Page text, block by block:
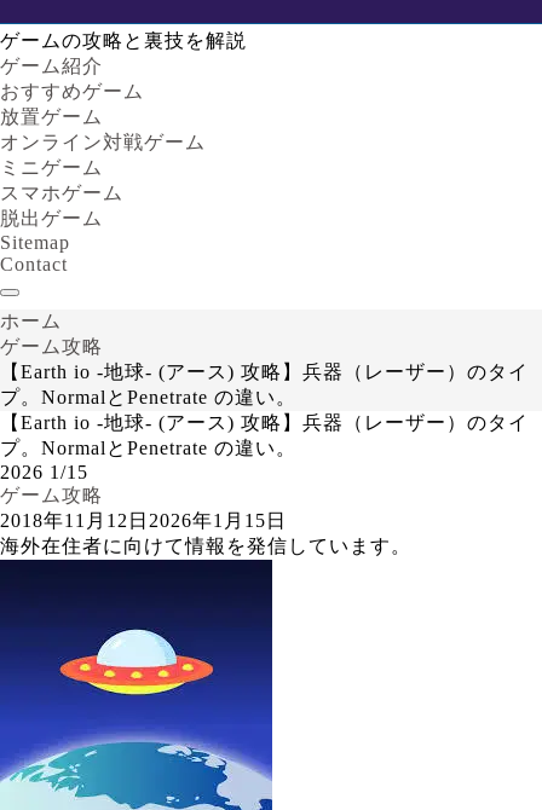
ゲームの攻略と裏技を解説
ゲーム紹介
おすすめゲーム
放置ゲーム
オンライン対戦ゲーム
ミニゲーム
スマホゲーム
脱出ゲーム
Sitemap
Contact
ホーム
ゲーム攻略
【Earth io -地球- (アース) 攻略】兵器（レーザー）のタイ
プ。NormalとPenetrate の違い。
【Earth io -地球- (アース) 攻略】兵器（レーザー）のタイ
プ。NormalとPenetrate の違い。
2026 1/15
ゲーム攻略
2018年11月12日 2026年1月15日
海外在住者に向けて情報を発信しています。